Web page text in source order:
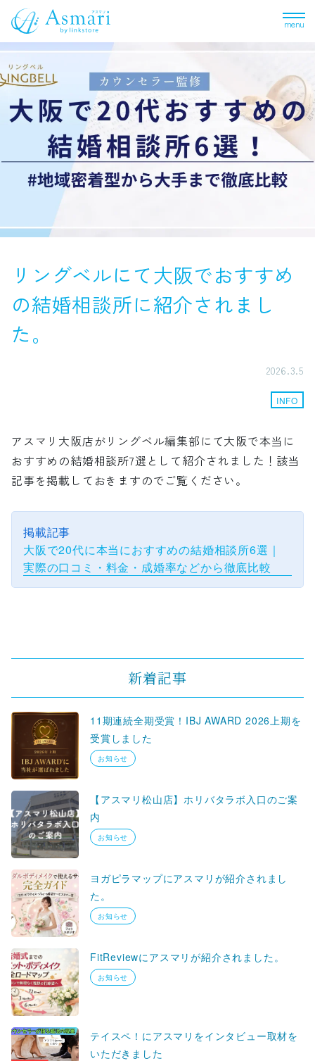
menu
リングベルにて大阪でおすすめ
の結婚相談所に紹介されまし
た。
2026.3.5
INFO
アスマリ大阪店がリングベル編集部にて大阪で本当に
おすすめの結婚相談所7選として紹介されました！該当
記事を掲載しておきますのでご覧ください。
掲載記事
大阪で20代に本当におすすめの結婚相談所6選｜
実際の口コミ・料金・成婚率などから徹底比較
新着記事
11期連続全期受賞！IBJ AWARD 2026上期を
受賞しました
お知らせ
【アスマリ松山店】ホリバタラボ入口のご案
内
お知らせ
ヨガピラマップにアスマリが紹介されまし
た。
お知らせ
FitReviewにアスマリが紹介されました。
お知らせ
テイスペ！にアスマリをインタビュー取材を
いただきました